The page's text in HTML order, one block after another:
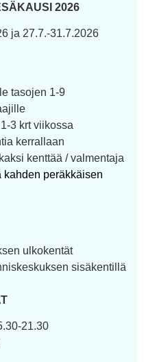
2026
ja 27.7.-31.7.2026
tasojen 1-9
3 krt viikossa
kerrallaan
kenttää / valmentaja
kahden peräkkäisen
ulkokentät
sisäkentillä
21.30